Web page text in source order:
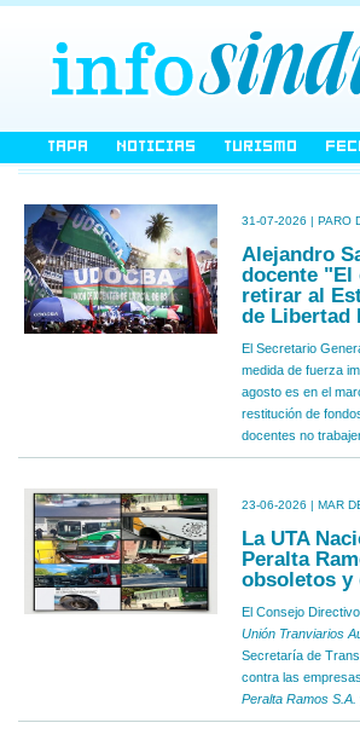
TAPA NOTICIAS TURISMO
31-07-2026 | PARO
Alejandro
docente "El
retirar al
de Libertad
El Secretario
medida de fuerza
agosto es en el
restitución de
docentes no
23-06-2026 | MAR
La UTA
Peralta
obsoletos y
El Consejo
Unión Tranviarios
Secretaría de
contra las
Peralta Ramos S.A.